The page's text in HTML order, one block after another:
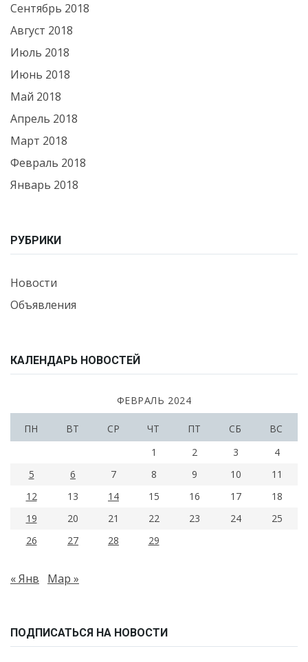
Сентябрь 2018
Август 2018
Июль 2018
Июнь 2018
Май 2018
Апрель 2018
Март 2018
Февраль 2018
Январь 2018
РУБРИКИ
Новости
Объявления
КАЛЕНДАРЬ НОВОСТЕЙ
ФЕВРАЛЬ 2024
ПН ВТ СР ЧТ ПТ СБ
ВС
1
2 3
4
5
6 7 8 9 10
11
12
13 14 15 16 17
18
19
20 21 22 23 24
25
26
27 28 29
« Янв Мар »
ПОДПИСАТЬСЯ НА НОВОСТИ